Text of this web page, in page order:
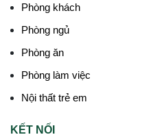
Phòng khách
Phòng ngủ
Phòng ăn
Phòng làm việc
Nội thất trẻ em
KẾT NỐI